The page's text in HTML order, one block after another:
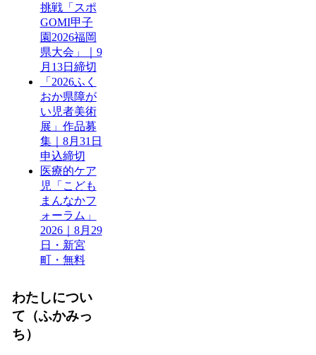
挑戦「スポ
GOMI甲子
園2026福岡
県大会」｜9
月13日締切
「2026ふく
おか県障が
い児者美術
展」作品募
集｜8月31日
申込締切
医療的ケア
児「こども
まんなかフ
ォーラム」
2026｜8月29
日・新宮
町・無料
わたしについ
て（ふかみっ
ち）